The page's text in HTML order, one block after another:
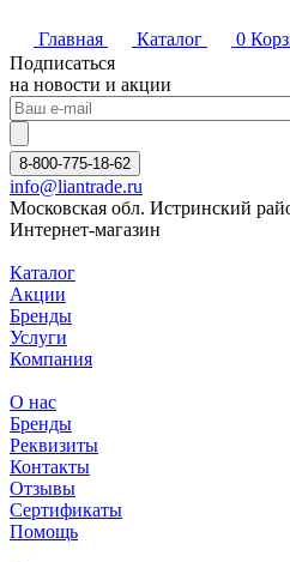
Главная Каталог 0
Подписаться
на новости и акции
8-800-775-18-62
info@liantrade.ru
Московская обл. Истринский
Интернет-магазин
Каталог
Акции
Бренды
Услуги
Компания
О нас
Бренды
Реквизиты
Контакты
Отзывы
Сертификаты
Помощь